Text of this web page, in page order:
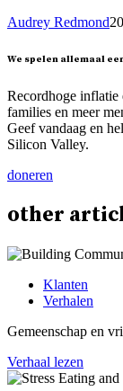
Audrey Redmond
We spelen allemaal
Recordhoge inflatie
families en meer
Geef vandaag en
Silicon Valley.
doneren
other
Klanten
Verhalen
Gemeenschap en
Verhaal lezen